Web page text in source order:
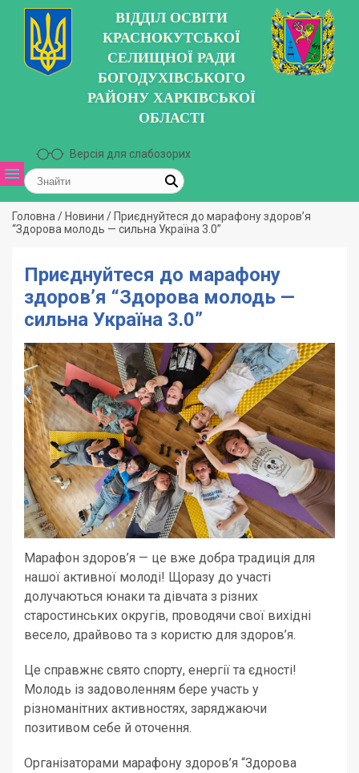
ВІДДІЛ ОСВІТИ
КРАСНОКУТСЬКОЇ
СЕЛИЩНОЇ РАДИ
БОГОДУХІВСЬКОГО
РАЙОНУ ХАРКІВСЬКОЇ
ОБЛАСТІ
Версія для слабозорих
Головна / Новини / Приєднуйтеся до марафону здоров’я
“Здорова молодь — сильна Україна 3.0”
Приєднуйтеся до марафону
здоров’я “Здорова молодь —
сильна Україна 3.0”
Марафон здоров’я — це вже добра традиція для
нашої активної молоді! Щоразу до участі
долучаються юнаки та дівчата з різних
старостинських округів, проводячи свої вихідні
весело, драйвово та з користю для здоров’я.
Це справжнє свято спорту, енергії та єдності!
Молодь із задоволенням бере участь у
різноманітних активностях, заряджаючи
позитивом себе й оточення.
Організаторами марафону здоров’я “Здорова